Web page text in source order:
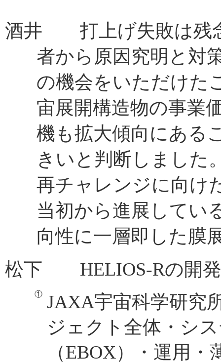
酒井 打上げ失敗は残
者から原因究明と対
の機会をいただけた
宙展開構造物の事業
機も拡大傾向にある
きいと判断しました
再チャレンジに向け
当初から進展してい
向性に一層即した膜
松下 HELIOS-Rの開発
JAXA宇宙科学研究
ジェクト全体・シ
（EBOX）・運用・